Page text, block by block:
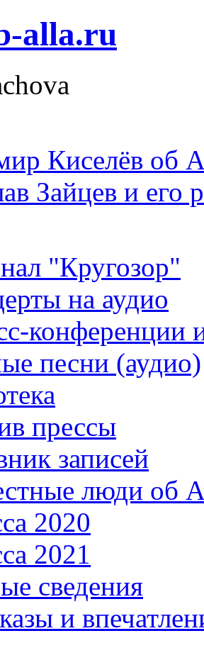
alla.ru
Киселёв об
Зайцев и его
"Кругозор"
на аудио
конференции
песни (аудио)
прессы
записей
люди об
2020
2021
сведения
и